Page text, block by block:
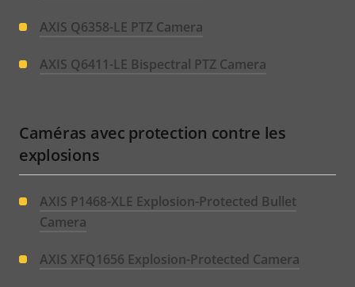
AXIS Q6358-LE PTZ Camera
AXIS Q6411-LE Bispectral PTZ Camera
Caméras avec protection contre les
explosions
AXIS P1468-XLE Explosion-Protected Bullet
Camera
AXIS XFQ1656 Explosion-Protected Camera